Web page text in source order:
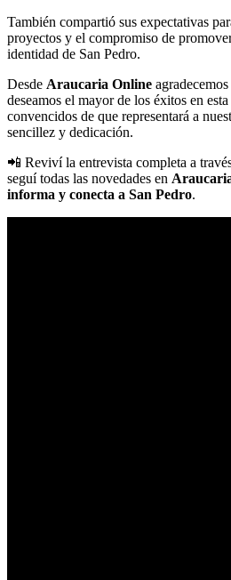
También compartió sus expectativas
proyectos y el compromiso de
identidad de San Pedro.
Desde Araucaria Online
deseamos el mayor de los éxitos en
convencidos de que representará a
sencillez y dedicación.
📲 Reviví la entrevista completa a
seguí todas las novedades en
informa y conecta a San Pedro.